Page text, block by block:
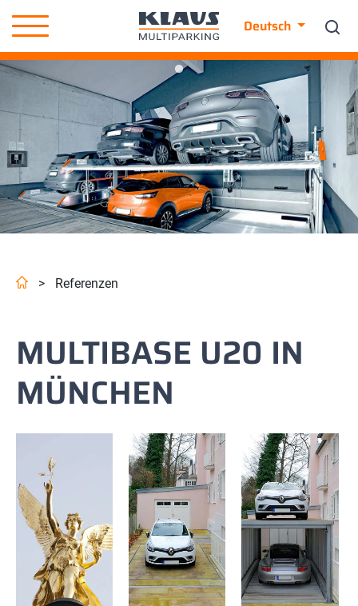
Deutsch
> Referenzen
MULTIBASE U20 IN
MÜNCHEN